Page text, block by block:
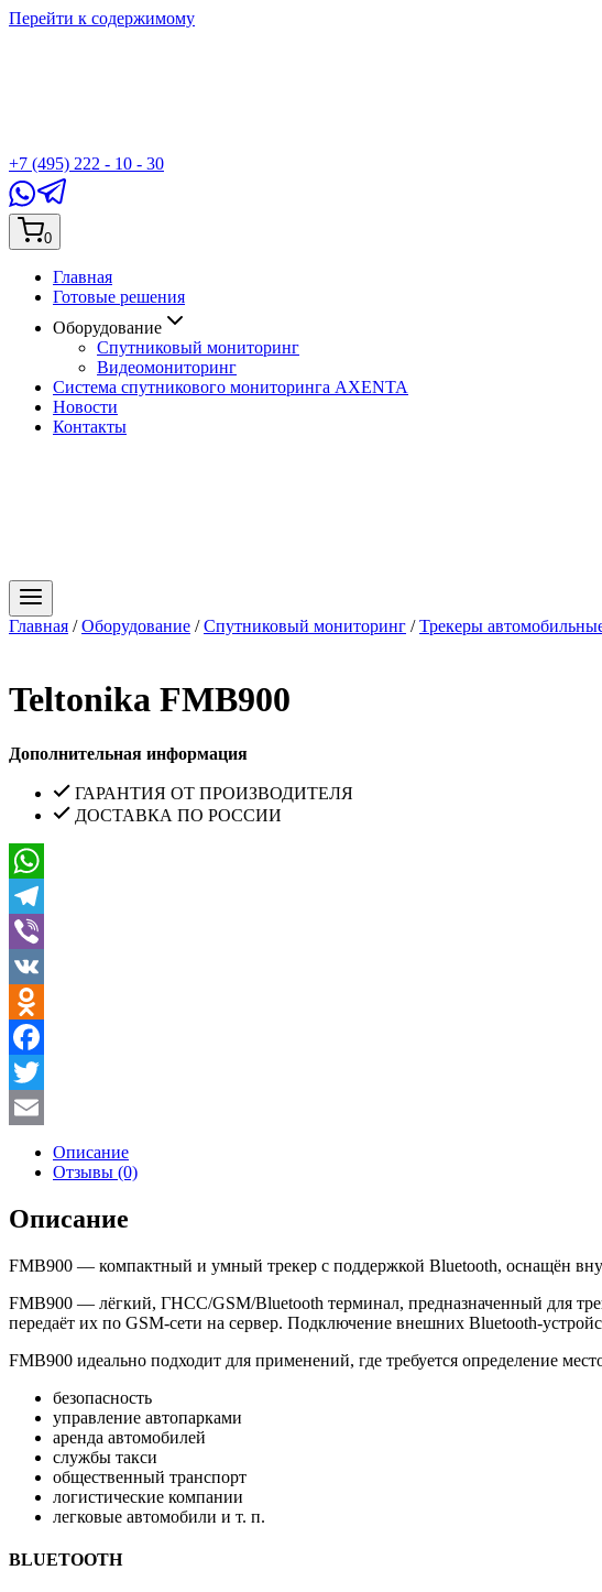
Перейти к содержимому
+7 (495) 222 - 10 - 30
0
Главная
Готовые решения
Оборудование
Спутниковый мониторинг
Видеомониторинг
Система спутникового мониторинга AXENTA
Новости
Контакты
Главная / Оборудование / Спутниковый мониторинг / Трекеры
Teltonika FMB900
Дополнительная информация
ГАРАНТИЯ ОТ ПРОИЗВОДИТЕЛЯ
ДОСТАВКА ПО РОССИИ
WhatsApp
Telegram
Viber
VK
Odnoklassniki
Facebook
Twitter
Описание
Отзывы (0)
Описание
FMB900 — компактный и умный трекер с поддержкой Bluetooth, оснащён
FMB900 — лёгкий, ГНСС/GSM/Bluetooth терминал, предназначенный для
передаёт их по GSM-сети на сервер. Подключение внешних Bluetooth-
FMB900 идеально подходит для применений, где требуется определение
безопасность
управление автопарками
аренда автомобилей
службы такси
общественный транспорт
логистические компании
легковые автомобили и т. п.
BLUETOOTH